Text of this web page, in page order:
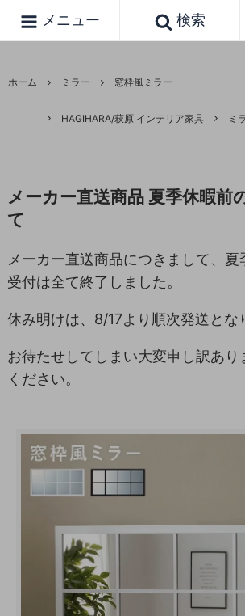
メニュー 検索
ホーム ミラー 窓枠風ミラー
HAGIHARA/萩原 インテリア家具 ミ
メーカー直送商品 夏季休暇前
て
メーカー直送商品につきまして、夏
受付は全て終了しました。
休み明けは、8/17より順次発送とな
お待たせしてしまい大変申し訳あり
ください。